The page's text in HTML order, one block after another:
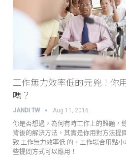
工作無力效率低的元兇！你
嗎？
JANDI TW Aug 11, 2016
你是否想過，為何有時工作上的難題，
背後的解決方法，其實是你用對方法提
致 工作無力效率低 的。工作場合用點
些提問方式可以應用！